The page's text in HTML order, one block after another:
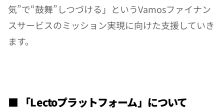
気”で“⿎舞”しつづける」というVamosファイナン
スサービスのミッション実現に向けた支援していき
ます。
■ 「Lectoプラットフォーム」について